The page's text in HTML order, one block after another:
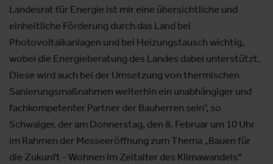
Landesrat für Energie ist mir eine übersichtliche und
einheitliche Förderung durch das Land bei
Photovoltaikanlagen und bei Heizungstausch wichtig,
wobei die Energieberatung des Landes dabei unterstützt.
Diese wird auch bei der Umsetzung von thermischen
Sanierungsmaßnahmen weiterhin ein unabhängiger und
fachkompetenter Partner der Bauherren sein“, so
Schwaiger, der am Donnerstag, den 8. Februar um 10 Uhr
im Rahmen der Messeeröffnung zum Thema „Bauen für
die Zukunft - Wohnen im Zeitalter des Klimawandels"